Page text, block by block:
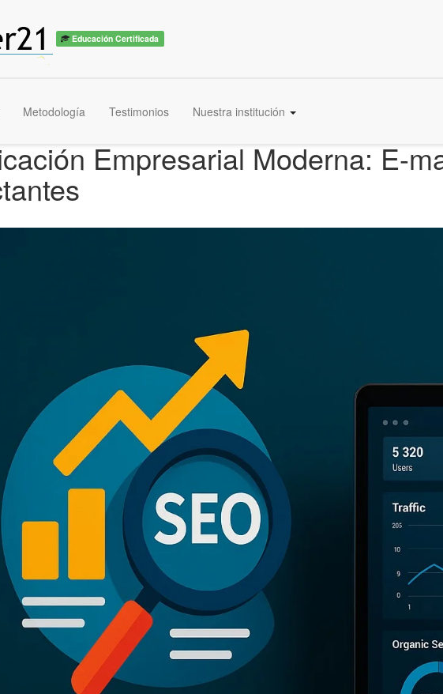
Educación Certificada
Metodología Testimonios Nuestra institución
Empresarial Moderna: E-